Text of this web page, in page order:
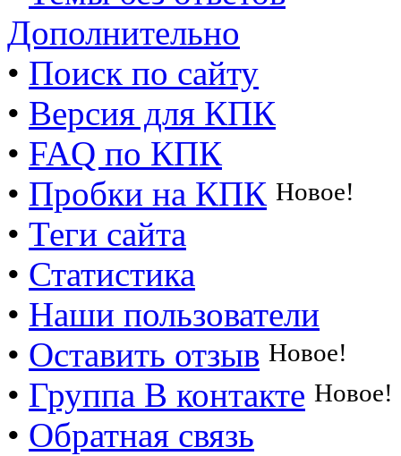
Дополнительно
• Поиск по сайту
• Версия для КПК
• FAQ по КПК
• Пробки на КПК Новое!
• Теги сайта
• Статистика
• Наши пользователи
• Оставить отзыв Новое!
• Группа В контакте Новое!
• Обратная связь